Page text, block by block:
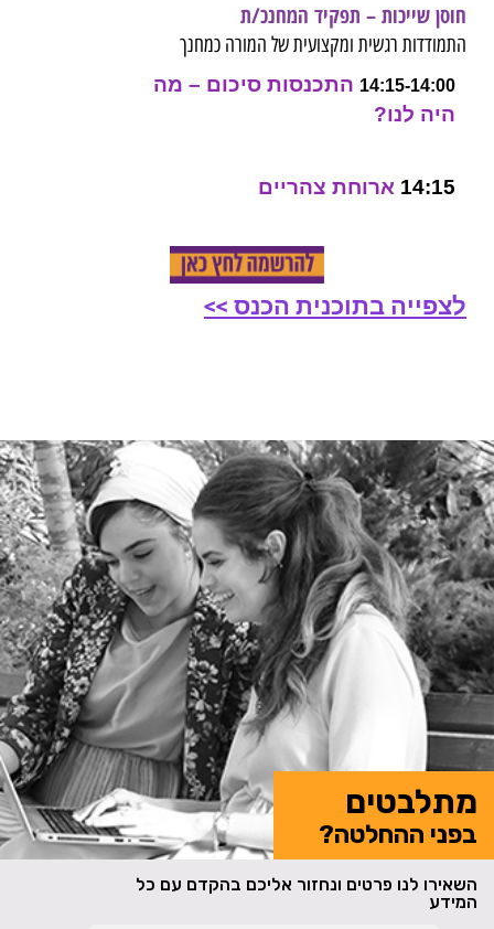
חוסן שייכות – תפקיד המחנכ/ת
התמודדות רגשית ומקצועית של המורה כמחנך
14:15-14:00 התכנסות סיכום – מה
היה לנו?
14:15 ארוחת צהריים
לצפייה בתוכנית הכנס >>
מתלבטים
בפני ההחלטה?
השאירו לנו פרטים ונחזור אליכם בהקדם עם כל
המידע